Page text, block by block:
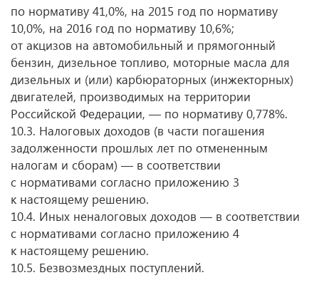
по нормативу 41,0%, на 2015 год по нормативу
10,0%, на 2016 год по нормативу 10,6%;
от акцизов на автомобильный и прямогонный
бензин, дизельное топливо, моторные масла для
дизельных и (или) карбюраторных (инжекторных)
двигателей, производимых на территории
Российской Федерации, — по нормативу 0,778%.
10.3. Налоговых доходов (в части погашения
задолженности прошлых лет по отмененным
налогам и сборам) — в соответствии
с нормативами согласно приложению 3
к настоящему решению.
10.4. Иных неналоговых доходов — в соответствии
с нормативами согласно приложению 4
к настоящему решению.
10.5. Безвозмездных поступлений.